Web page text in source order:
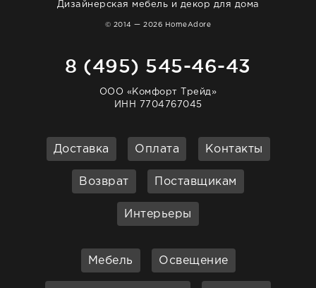
Дизайнерская мебель и декор для дома
© 2014 — 2026 HomeAdore
8 (495) 545-46-43
ООО «Комфорт Трейд»
ИНН 7704767045
Доставка Оплата Контакты
Возврат Поставщикам
Интерьеры
Мебель Освещение